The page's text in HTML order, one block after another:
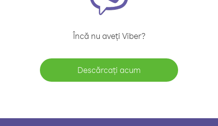
Încă nu aveți Viber?
Descărcați acum